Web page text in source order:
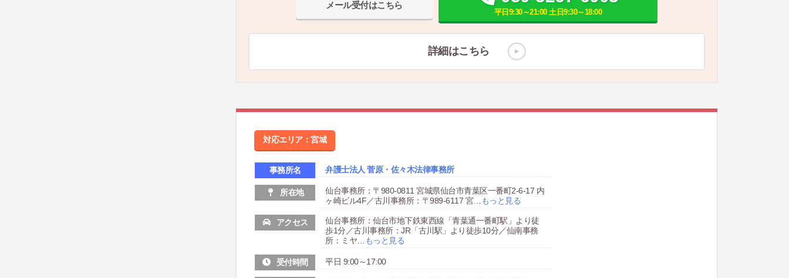
メール受付はこちら
平日9:30～21:00 土日9:30～18:00
詳細はこちら
対応エリア：宮城
事務所名 弁護士法人 菅原・佐々木法律事務所
所在地
仙台事務所：〒980-0811 宮城県仙台市青葉区一番町2-6-17 内
ヶ崎ビル4F／古川事務所：〒989-6117 宮… もっと見る
アクセス
仙台事務所：仙台市地下鉄東西線「青葉通一番町駅」より徒
歩1分／古川事務所：JR「古川駅」より徒歩10分／仙南事務
所：ミヤ
もっと見る
受付時間 平日 9:00～17:00